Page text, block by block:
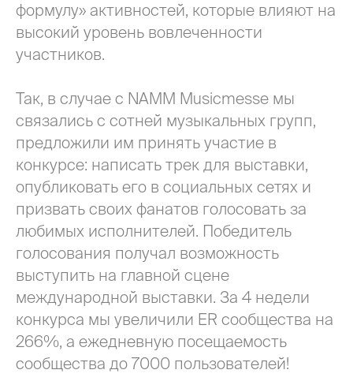
формулу» активностей, которые влияют на
высокий уровень вовлеченности
участников.
Так, в случае с NAMM Musicmesse мы
связались с сотней музыкальных групп,
предложили им принять участие в
конкурсе: написать трек для выставки,
опубликовать его в социальных сетях и
призвать своих фанатов голосовать за
любимых исполнителей. Победитель
голосования получал возможность
выступить на главной сцене
международной выставки. За 4 недели
конкурса мы увеличили ER сообщества на
266%, а ежедневную посещаемость
сообщества до 7000 пользователей!